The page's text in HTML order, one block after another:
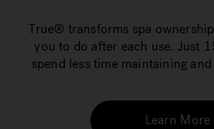
True® transforms spa
you to do after each use. Just
spend less time maintaining
Learn More